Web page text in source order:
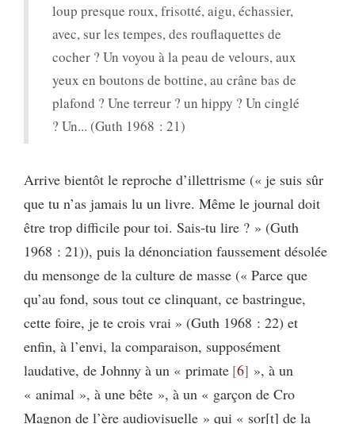
loup presque roux, frisotté, aigu, échassier,
avec, sur les tempes, des rouflaquettes de
cocher ? Un voyou à la peau de velours, aux
yeux en boutons de bottine, au crâne bas de
plafond ? Une terreur ? un hippy ? Un cinglé
? Un... (Guth 1968 : 21)
Arrive bientôt le reproche d’illettrisme (« je suis sûr
que tu n’as jamais lu un livre. Même le journal doit
être trop difficile pour toi. Sais-tu lire ? » (Guth
1968 : 21)), puis la dénonciation faussement désolée
du mensonge de la culture de masse (« Parce que
qu’au fond, sous tout ce clinquant, ce bastringue,
cette foire, je te crois vrai » (Guth 1968 : 22) et
enfin, à l’envi, la comparaison, supposément
laudative, de Johnny à un « primate 6 », à un
« animal », à une bête », à un « garçon de Cro
Magnon de l’ère audiovisuelle » qui « sor[t] de la